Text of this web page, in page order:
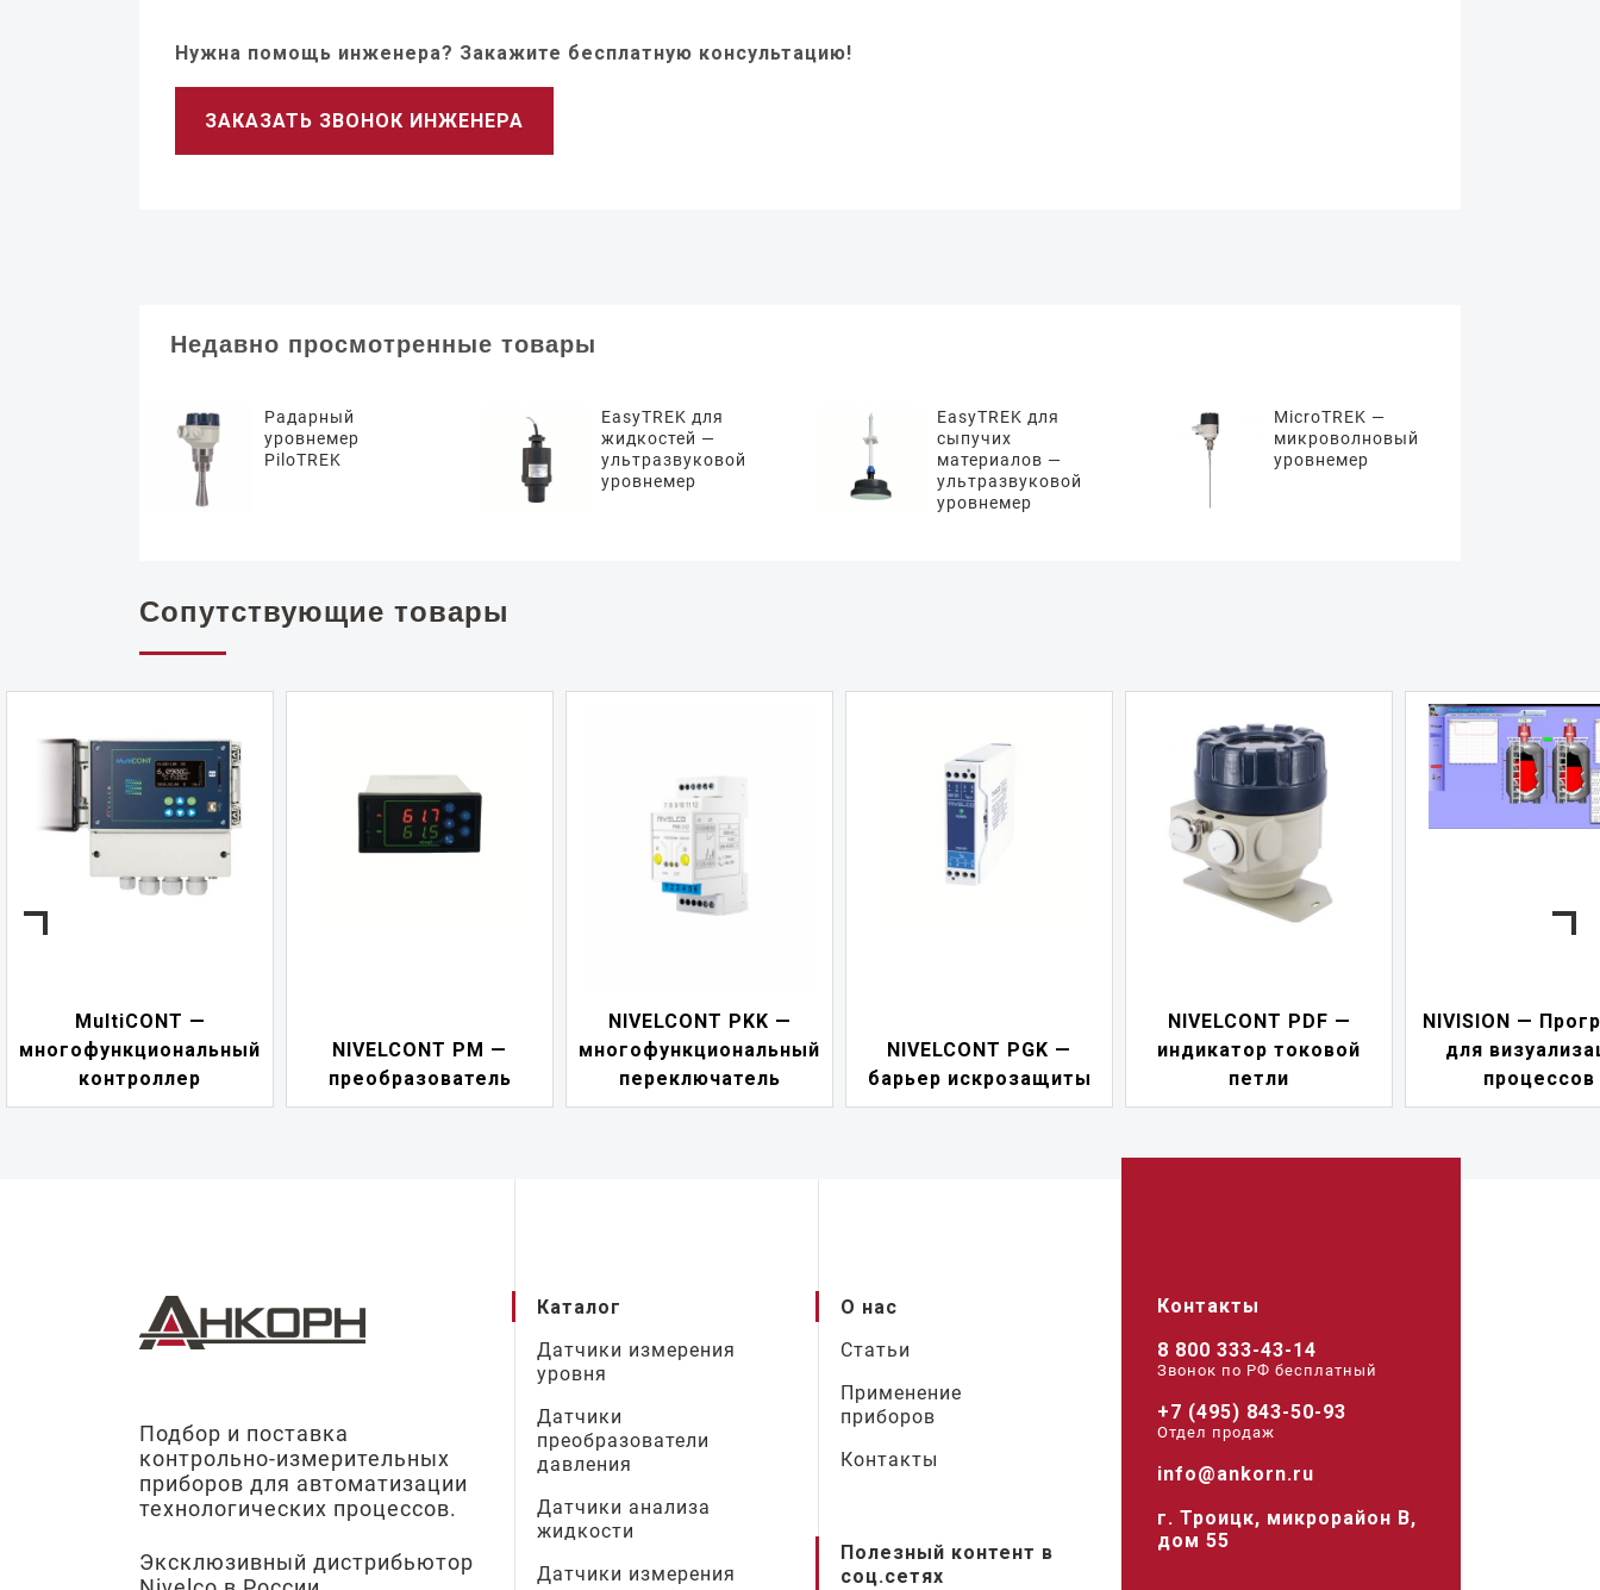
Нужна помощь инженера? Закажите бесплатную консультацию!
ЗАКАЗАТЬ ЗВОНОК ИНЖЕНЕРА
Недавно просмотренные товары
Радарный
уровнемер
PiloTREK
EasyTREK для
жидкостей —
ультразвуковой
уровнемер
EasyTREK для
сыпучих
материалов —
ультразвуковой
уровнемер
MicroTREK —
микроволновый
уровнемер
Сопутствующие товары
NIVELCONT PM —
преобразователь
многофункциональный
переключатель
NIVELCONT PGK —
барьер искрозащиты
индикатор токовой
петли
NIVISION — Программа
для визуализации
процессов
NIPOWER —
питания
Подбор и поставка
контрольно-измерительных
приборов для автоматизации
технологических процессов.
Эксклюзивный дистрибьютор
Каталог
Датчики измерения
уровня
Датчики
преобразователи
давления
Датчики анализа
жидкости
Датчики измерения
О нас
Статьи
Применение
приборов
Контакты
Полезный контент в
соц.сетях
Контакты
8 800 333-43-14
Звонок по РФ беcплатный
+7 (495) 843-50-93
Отдел продаж
info@ankorn.ru
г. Троицк, микрорайон В,
дом 55